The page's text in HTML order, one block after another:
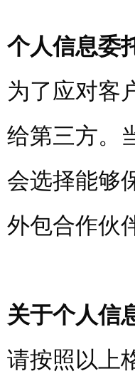
个人信息委
为了应对客
给第三方。
会选择能够
外包合作伙
关于个人信
请按照以上